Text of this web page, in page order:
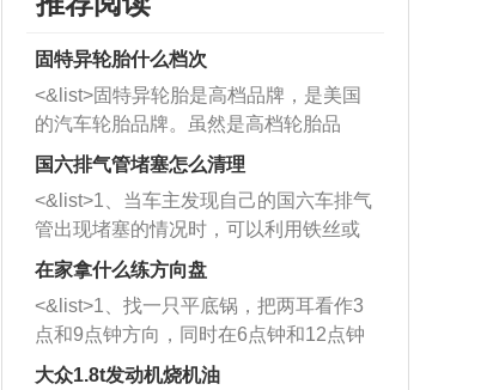
固特异轮胎什么档次
<&list>固特异轮胎是高档品牌，是美国
的汽车轮胎品牌。虽然是高档轮胎品
牌，但是中高低端的轮胎都有生产，这
也是为了更好的开拓市场。
国六排气管堵塞怎么清理
<&list>1、当车主发现自己的国六车排气
管出现堵塞的情况时，可以利用铁丝或
者是细棍，直接将杂物给取出来，如果
堵塞情况比较严重，也可以采取应急措
施。 <&list>2、直接利用木棍将所有的
杂物推到排气管里面的位置处，然后将
三元催化器拆解开，就可以将堵塞的东
在家拿什么练方向盘
<&list>1、找一只平底锅，把两耳看作3
点和9点钟方向，同时在6点钟和12点钟
方向做一个标记。 <&list>2、双手握住
大众1.8t发动机烧机油